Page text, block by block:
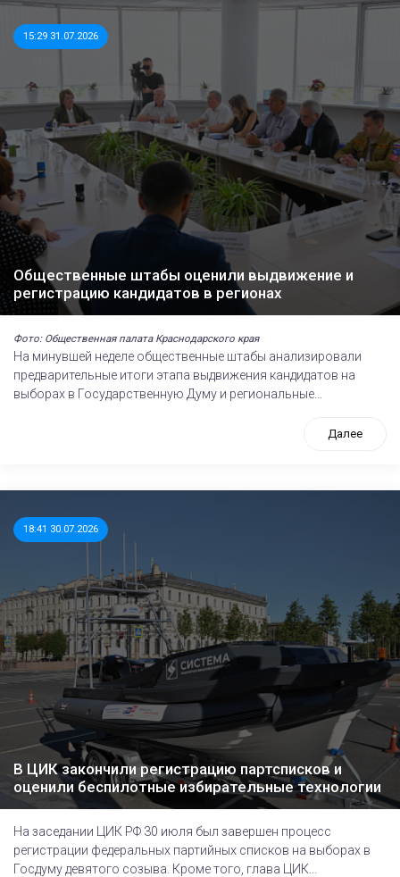
15:29 31.07.2026
Общественные штабы оценили выдвижение и
регистрацию кандидатов в регионах
Фото: Общественная палата Краснодарского края
На минувшей неделе общественные штабы анализировали
предварительные итоги этапа выдвижения кандидатов на
выборах в Государственную Думу и региональные...
Далее
18:41 30.07.2026
В ЦИК закончили регистрацию партсписков и
оценили беспилотные избирательные технологии
На заседании ЦИК РФ 30 июля был завершен процесс
регистрации федеральных партийных списков на выборах в
Госдуму девятого созыва. Кроме того, глава ЦИК...